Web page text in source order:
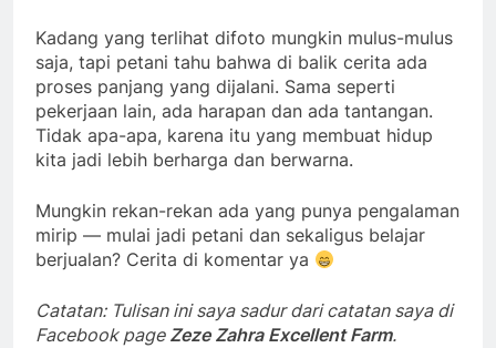
Kadang yang terlihat difoto mungkin mulus-mulus
saja, tapi petani tahu bahwa di balik cerita ada
proses panjang yang dijalani. Sama seperti
pekerjaan lain, ada harapan dan ada tantangan.
Tidak apa-apa, karena itu yang membuat hidup
kita jadi lebih berharga dan berwarna.
Mungkin rekan-rekan ada yang punya pengalaman
mirip — mulai jadi petani dan sekaligus belajar
berjualan? Cerita di komentar ya
Catatan: Tulisan ini saya sadur dari catatan saya di
Facebook page Zeze Zahra Excellent Farm.